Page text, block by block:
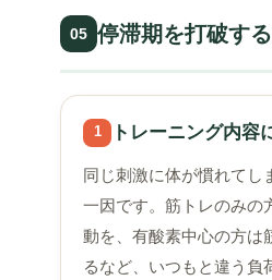
05 停滞期を打破す
1 トレーニング内容
同じ刺激に体が慣れてし
一因です。筋トレのみの
動を、有酸素中心の方は
るなど、いつもと違う負